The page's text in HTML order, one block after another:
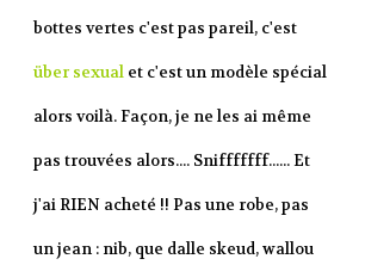
bottes vertes c'est pas pareil, c'est
über sexualet c'est un modèle spécial
alors voilà. Façon, je ne les ai même
pas trouvées alors.... Snifffffff...... Et
j'ai RIEN acheté !! Pas une robe, pas
un jean : nib, que dalle skeud, wallou